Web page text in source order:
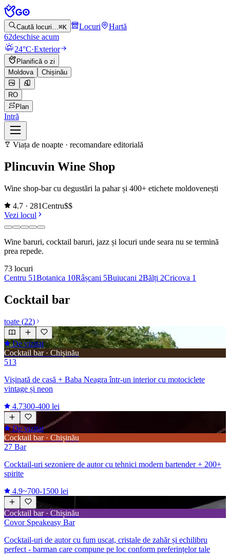
Caută locuri…⌘K Locuri
Hartă
62deschise acum
24°C·Exterior
Planifică o zi
Moldova
Chișinău
RO
Plan
Intră
Viața de noapte · recomandare editorială
Plincuvin Wine Shop
Wine shop-bar cu degustări la pahar și 400+ etichete moldovenești
4.7 · 281Centru$$
Vezi locul
Wine baruri, cocktail baruri, jazz și locuri unde seara nu se termină
prea repede.
73 locuri
Centru 51Botanica 10Râșcani 5Buiucani 2Bălți 2Cricova 1
Cocktail bar
toate (22)
De vizitat
Cocktail bar · Chișinău
513
Vișinată de casă + Baba Neagra într-un interior cu motociclete
vintage și neon
4.7300-400 lei
De vizitat
Cocktail bar · Chișinău
27 Bar
Cocktail-uri sezoniere de autor cu tehnici modern bartender + 200+
spirite
4.9~700-1500 lei
Cocktail bar · Chișinău
Covor Speakeasy Bar
Cocktail-uri de autor cu fum uscat, cristale de zahăr și echilibru
perfect - barman care compune pe loc conform preferințelor tale